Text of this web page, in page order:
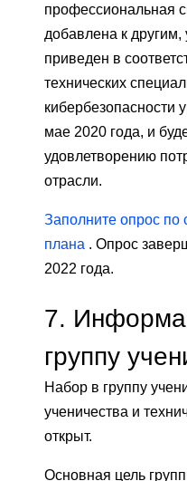
профессиональная
добавлена ​​к
приведен в
технических
кибербезопасности
мае 2020 года, и
удовлетворению
отрасли.
Заполните опрос по
плана . Опрос
2022 года.
7.
группу
Набор в группу
ученичества и
открыт.
Основная цель